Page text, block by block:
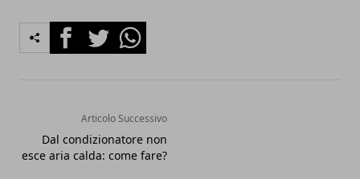
FacebookTwitterWhatsapp
Articolo Successivo
Dal condizionatore non
esce aria calda: come fare?